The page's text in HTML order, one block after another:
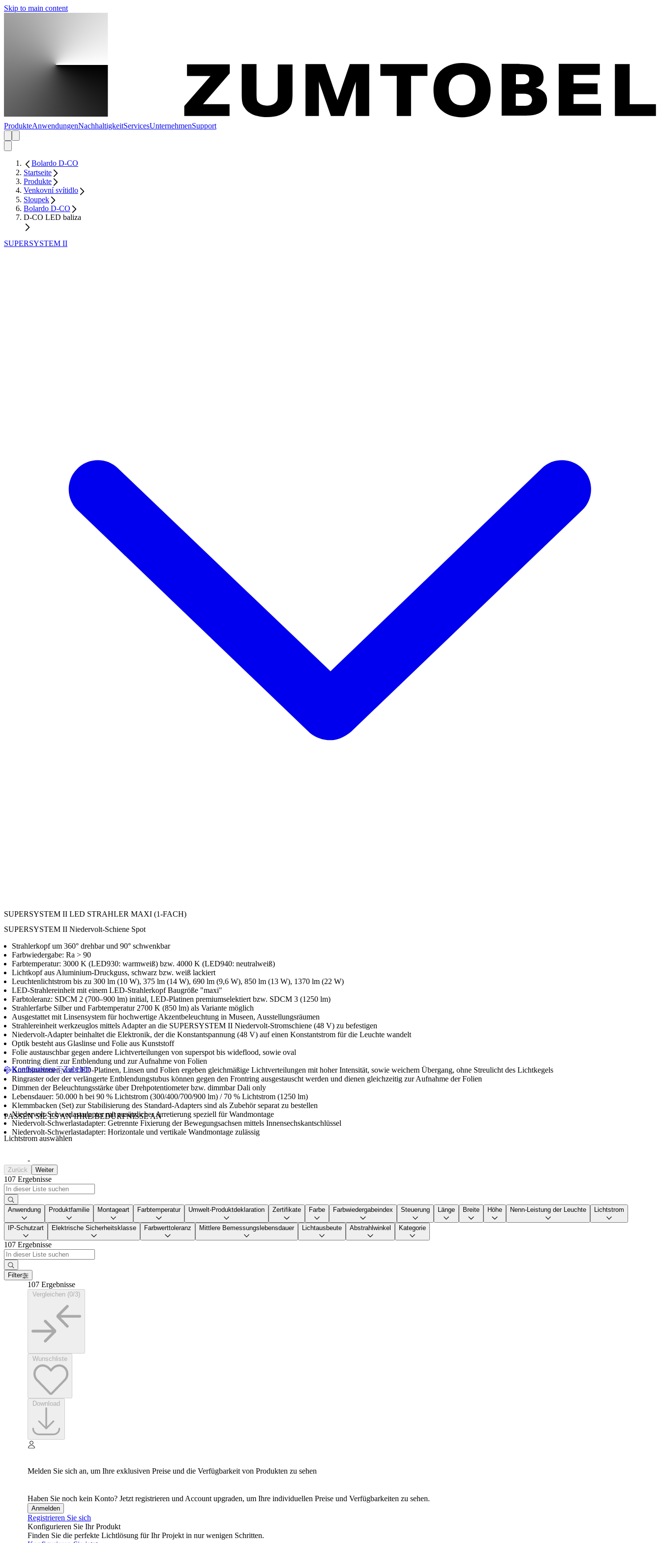
Skip to main content
ProdukteAnwendungenNachhaltigkeitServicesUnternehmenSupport
Bolardo D-CO
Startseite
Produkte
Venkovní svítidlo
Sloupek
Bolardo D-CO
D-CO LED baliza
SUPERSYSTEM II
SUPERSYSTEM II LED STRAHLER MAXI (1-FACH)
SUPERSYSTEM II Niedervolt-Schiene Spot
Strahlerkopf um 360° drehbar und 90° schwenkbar
Farbwiedergabe: Ra > 90
Farbtemperatur: 3000 K (LED930: warmweiß) bzw. 4000 K (LED940: neutralweiß)
Lichtkopf aus Aluminium-Druckguss, schwarz bzw. weiß lackiert
Leuchtenlichtstrom bis zu 300 lm (10 W), 375 lm (14 W), 690 lm (9,6 W), 850 lm (13 W), 1370 lm (22 W)
LED-Strahlereinheit mit einem LED-Strahlerkopf Baugröße "maxi"
Farbtoleranz: SDCM 2 (700–900 lm) initial, LED-Platinen premiumselektiert bzw. SDCM 3 (1250 lm)
Strahlerfarbe Silber und Farbtemperatur 2700 K (850 lm) als Variante möglich
Ausgestattet mit Linsensystem für hochwertige Akzentbeleuchtung in Museen, Ausstellungsräumen
Strahlereinheit werkzeuglos mittels Adapter an die SUPERSYSTEM II Niedervolt-Stromschiene (48 V) zu befestigen
Niedervolt-Adapter beinhaltet die Elektronik, der die Konstantspannung (48 V) auf einen Konstantstrom für die Leuchte wandelt
Optik besteht aus Glaslinse und Folie aus Kunststoff
Folie austauschbar gegen andere Lichtverteilungen von superspot bis wideflood, sowie oval
Frontring dient zur Entblendung und zur Aufnahme von Folien
Kombinationen von LED-Platinen, Linsen und Folien ergeben gleichmäßige Lichtverteilungen mit hoher Intensität, sowie weichem Übergang, ohne Streulicht des Lichtkegels
Ringraster oder der verlängerte Entblendungstubus können gegen den Frontring ausgestauscht werden und dienen gleichzeitig zur Aufnahme der Folien
Dimmen der Beleuchtungsstärke über Drehpotentiometer bzw. dimmbar Dali only
Lebensdauer: 50.000 h bei 90 % Lichtstrom (300/400/700/900 lm) / 70 % Lichtstrom (1250 lm)
Klemmbacken (Set) zur Stabilisierung des Standard-Adapters sind als Zubehör separat zu bestellen
Niedervolt-Schwerlastadapter mit zusätzlicher Arretierung speziell für Wandmontage
Niedervolt-Schwerlastadapter: Getrennte Fixierung der Bewegungsachsen mittels Innensechskantschlüssel
Niedervolt-Schwerlastadapter: Horizontale und vertikale Wandmontage zulässig
Konfigurieren Zubehör
PASSEN SIE ES AN IHRE BEDÜRFNISSE AN
Lichtstrom auswählen
-
Zurück Weiter
107 Ergebnisse
Anwendung Produktfamilie Montageart Farbtemperatur Umwelt-Produktdeklaration Zertifikate Farbe Farbwiedergabeindex Steuerung Länge Breite Höhe Nenn-Leistung der Leuchte Lichtstrom
IP-Schutzart Elektrische Sicherheitsklasse Farbwerttoleranz Mittlere Bemessungslebensdauer Lichtausbeute Abstrahlwinkel Kategorie
107 Ergebnisse
Filter
107 Ergebnisse
Melden Sie sich an, um Ihre exklusiven Preise und die Verfügbarkeit von Produkten zu sehen
Haben Sie noch kein Konto? Jetzt registrieren und Account upgraden, um Ihre individuellen Preise und Verfügbarkeiten zu sehen.
Anmelden
Registrieren Sie sich
Konfigurieren Sie Ihr Produkt
Finden Sie die perfekte Lichtlösung für Ihr Projekt in nur wenigen Schritten.